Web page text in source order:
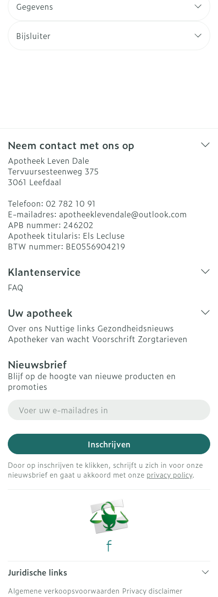
Gegevens
Bijsluiter
Neem contact met ons op
Apotheek Leven Dale
Tervuursesteenweg 375
3061 Leefdaal
Telefoon: 02 782 10 91
E-mailadres: apotheeklevendale@outlook.com
APB nummer: 246202
Apotheek titularis: Els Lecluse
BTW nummer: BE0556904219
Klantenservice
FAQ
Uw apotheek
Over ons Nuttige links Gezondheidsnieuws
Apotheker van wacht Voorschrift Zorgtarieven
Nieuwsbrief
Blijf op de hoogte van nieuwe producten en
promoties
Inschrijven
Door op inschrijven te klikken, schrijft u zich in voor onze
nieuwsbrief en gaat u akkoord met onze privacy policy.
Juridische links
Algemene verkoopsvoorwaarden Privacy disclaimer